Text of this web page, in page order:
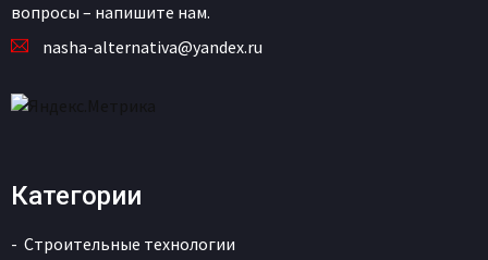
вопросы – напишите нам.
nasha-alternativa@yandex.ru
Категории
Строительные технологии